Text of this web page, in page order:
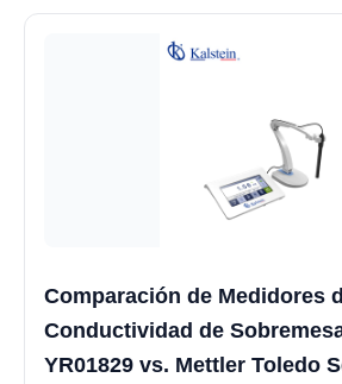
Comparación de Medidores
Conductividad de
YR01829 vs. Mettler Toledo